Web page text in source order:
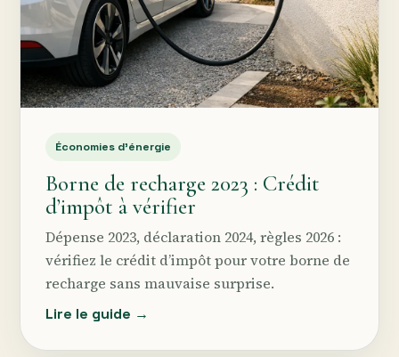
Économies d’énergie
Borne de recharge 2023 : Crédit
d’impôt à vérifier
Dépense 2023, déclaration 2024, règles 2026 :
vérifiez le crédit d’impôt pour votre borne de
recharge sans mauvaise surprise.
Lire le guide →